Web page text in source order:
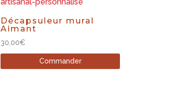
Décapsuleur mural
Aimant
30,00€
Commander